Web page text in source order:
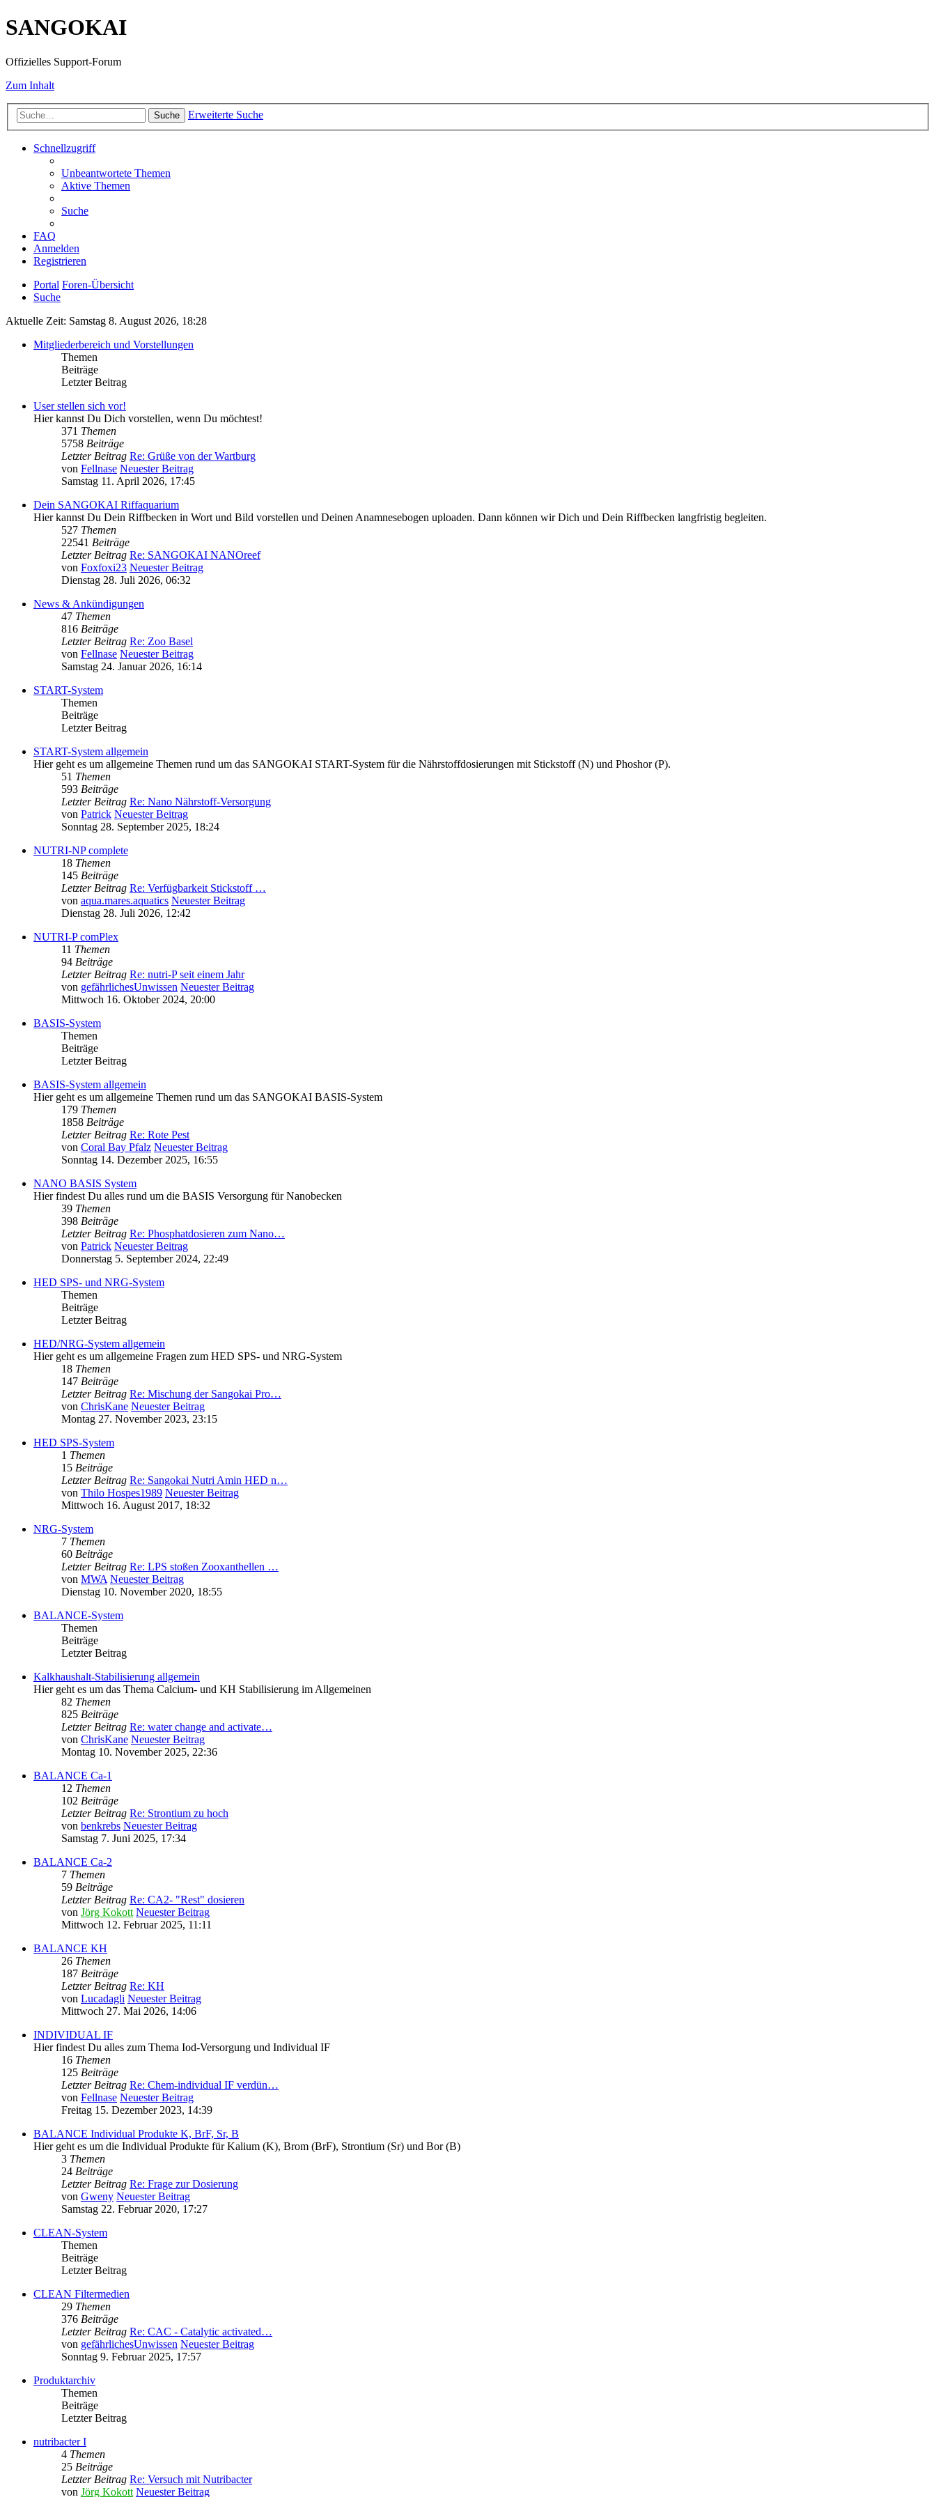
SANGOKAI
Offizielles Support-Forum
Zum Inhalt
Suche Erweiterte Suche
Schnellzugriff
Unbeantwortete Themen
Aktive Themen
Suche
FAQ
Anmelden
Registrieren
Portal Foren-Übersicht
Suche
Aktuelle Zeit: Samstag 8. August 2026, 18:28
Mitgliederbereich und Vorstellungen
Themen
Beiträge
Letzter Beitrag
User stellen sich vor!
Hier kannst Du Dich vorstellen, wenn Du möchtest!
371 Themen
5758 Beiträge
Letzter Beitrag Re: Grüße von der Wartburg
von Fellnase Neuester Beitrag
Samstag 11. April 2026, 17:45
Dein SANGOKAI Riffaquarium
Hier kannst Du Dein Riffbecken in Wort und Bild vorstellen und Deinen Anamnesebogen uploaden. Dann können wir Dich und Dein Riffbecken langfristig begleiten.
527 Themen
22541 Beiträge
Letzter Beitrag Re: SANGOKAI NANOreef
von Foxfoxi23 Neuester Beitrag
Dienstag 28. Juli 2026, 06:32
News & Ankündigungen
47 Themen
816 Beiträge
Letzter Beitrag Re: Zoo Basel
von Fellnase Neuester Beitrag
Samstag 24. Januar 2026, 16:14
START-System
Themen
Beiträge
Letzter Beitrag
START-System allgemein
Hier geht es um allgemeine Themen rund um das SANGOKAI START-System für die Nährstoffdosierungen mit Stickstoff (N) und Phoshor (P).
51 Themen
593 Beiträge
Letzter Beitrag Re: Nano Nährstoff-Versorgung
von Patrick Neuester Beitrag
Sonntag 28. September 2025, 18:24
NUTRI-NP complete
18 Themen
145 Beiträge
Letzter Beitrag Re: Verfügbarkeit Stickstoff …
von aqua.mares.aquatics Neuester Beitrag
Dienstag 28. Juli 2026, 12:42
NUTRI-P comPlex
11 Themen
94 Beiträge
Letzter Beitrag Re: nutri-P seit einem Jahr
von gefährlichesUnwissen Neuester Beitrag
Mittwoch 16. Oktober 2024, 20:00
BASIS-System
Themen
Beiträge
Letzter Beitrag
BASIS-System allgemein
Hier geht es um allgemeine Themen rund um das SANGOKAI BASIS-System
179 Themen
1858 Beiträge
Letzter Beitrag Re: Rote Pest
von Coral Bay Pfalz Neuester Beitrag
Sonntag 14. Dezember 2025, 16:55
NANO BASIS System
Hier findest Du alles rund um die BASIS Versorgung für Nanobecken
39 Themen
398 Beiträge
Letzter Beitrag Re: Phosphatdosieren zum Nano…
von Patrick Neuester Beitrag
Donnerstag 5. September 2024, 22:49
HED SPS- und NRG-System
Themen
Beiträge
Letzter Beitrag
HED/NRG-System allgemein
Hier geht es um allgemeine Fragen zum HED SPS- und NRG-System
18 Themen
147 Beiträge
Letzter Beitrag Re: Mischung der Sangokai Pro…
von ChrisKane Neuester Beitrag
Montag 27. November 2023, 23:15
HED SPS-System
1 Themen
15 Beiträge
Letzter Beitrag Re: Sangokai Nutri Amin HED n…
von Thilo Hospes1989 Neuester Beitrag
Mittwoch 16. August 2017, 18:32
NRG-System
7 Themen
60 Beiträge
Letzter Beitrag Re: LPS stoßen Zooxanthellen …
von MWA Neuester Beitrag
Dienstag 10. November 2020, 18:55
BALANCE-System
Themen
Beiträge
Letzter Beitrag
Kalkhaushalt-Stabilisierung allgemein
Hier geht es um das Thema Calcium- und KH Stabilisierung im Allgemeinen
82 Themen
825 Beiträge
Letzter Beitrag Re: water change and activate…
von ChrisKane Neuester Beitrag
Montag 10. November 2025, 22:36
BALANCE Ca-1
12 Themen
102 Beiträge
Letzter Beitrag Re: Strontium zu hoch
von benkrebs Neuester Beitrag
Samstag 7. Juni 2025, 17:34
BALANCE Ca-2
7 Themen
59 Beiträge
Letzter Beitrag Re: CA2- "Rest" dosieren
von Jörg Kokott Neuester Beitrag
Mittwoch 12. Februar 2025, 11:11
BALANCE KH
26 Themen
187 Beiträge
Letzter Beitrag Re: KH
von Lucadagli Neuester Beitrag
Mittwoch 27. Mai 2026, 14:06
INDIVIDUAL IF
Hier findest Du alles zum Thema Iod-Versorgung und Individual IF
16 Themen
125 Beiträge
Letzter Beitrag Re: Chem-individual IF verdün…
von Fellnase Neuester Beitrag
Freitag 15. Dezember 2023, 14:39
BALANCE Individual Produkte K, BrF, Sr, B
Hier geht es um die Individual Produkte für Kalium (K), Brom (BrF), Strontium (Sr) und Bor (B)
3 Themen
24 Beiträge
Letzter Beitrag Re: Frage zur Dosierung
von Gweny Neuester Beitrag
Samstag 22. Februar 2020, 17:27
CLEAN-System
Themen
Beiträge
Letzter Beitrag
CLEAN Filtermedien
29 Themen
376 Beiträge
Letzter Beitrag Re: CAC - Catalytic activated…
von gefährlichesUnwissen Neuester Beitrag
Sonntag 9. Februar 2025, 17:57
Produktarchiv
Themen
Beiträge
Letzter Beitrag
nutribacter I
4 Themen
25 Beiträge
Letzter Beitrag Re: Versuch mit Nutribacter
von Jörg Kokott Neuester Beitrag